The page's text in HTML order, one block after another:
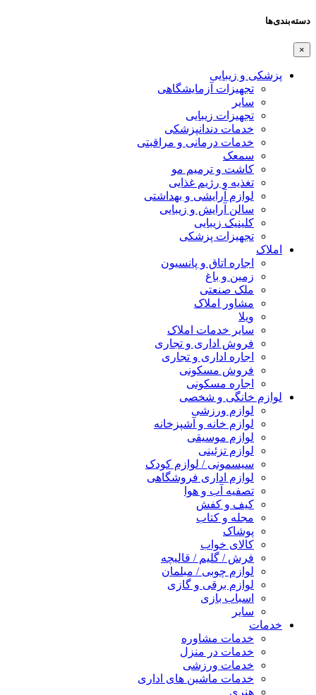
دسته‌بندی‌ها
×
پزشکی و زیبایی
تجهیزات آزمایشگاهی
سایر
تجهیزات زیبایی
خدمات دندانپزشکی
خدمات درمانی و مراقبتی
سمعک
کاشت و ترمیم مو
تغذیه و رژیم غذایی
لوازم آرایشی و بهداشتی
سالن آرایش و زیبایی
کلینیک زیبایی
تجهیزات پزشکی
املاک
اجاره اتاق و پانسیون
زمین و باغ
ملک صنعتی
مشاور املاک
ویلا
سایر خدمات املاک
فروش اداری و تجاری
اجاره اداری و تجاری
فروش مسکونی
اجاره مسکونی
لوازم خانگی و شخصی
لوازم ورزشی
لوازم خانه و آشپزخانه
لوازم موسیقی
لوازم تزئینی
سیسمونی / لوازم کودک
لوازم اداری فروشگاهی
تصفیه آب و هوا
کیف و کفش
مجله و کتاب
پوشاک
کالای خواب
فرش / گلیم / قالیچه
لوازم چوبی / مبلمان
لوازم برقی و گازی
اسباب بازی
سایر
خدمات
خدمات مشاوره
خدمات در منزل
خدمات ورزشی
خدمات ماشین های اداری
هنری